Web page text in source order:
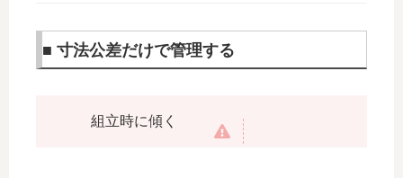
■ 寸法公差だけで管理する
組立時に傾く